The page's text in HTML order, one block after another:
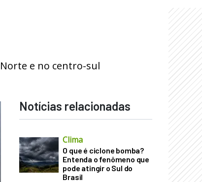
e no centro-sul
Notícias relacionadas
Clima
O que é ciclone bomba?
Entenda o fenômeno que
pode atingir o Sul do
Brasil